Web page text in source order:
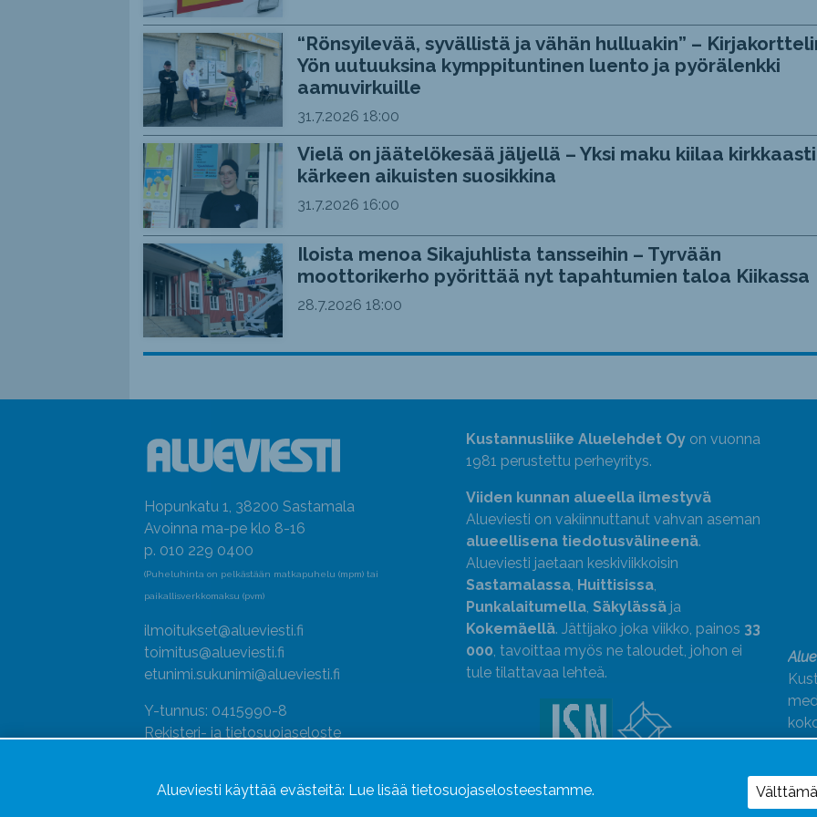
“Rönsyilevää, syvällistä ja vähän hulluakin” –
Yön uutuuksina kymppituntinen luento ja pyörälenkki
aamuvirkuille
31.7.2026 18:00
Vielä on jäätelökesää jäljellä – Yksi maku kiilaa kirkkaasti
kärkeen aikuisten suosikkina
31.7.2026 16:00
Iloista menoa Sikajuhlista tansseihin – Tyrvään
moottorikerho pyörittää nyt tapahtumien taloa Kiikassa
28.7.2026 18:00
Hopunkatu 1, 38200 Sastamala
Avoinna ma-pe klo 8-16
p. 010 229 0400
(Puheluhinta on pelkästään matkapuhelu (mpm) tai
paikallisverkkomaksu (pvm)
ilmoitukset@alueviesti.fi
toimitus@alueviesti.fi
etunimi.sukunimi@alueviesti.fi
Y-tunnus: 0415990-8
Rekisteri- ja tietosuojaseloste
Kustannusliike Aluelehdet Oyon vuonna
1981 perustettu perheyritys.
Viiden kunnan alueella ilmestyvä
Alueviesti on vakiinnuttanut vahvan aseman
alueellisena tiedotusvälineenä.
Alueviesti jaetaan keskiviikkoisin
Sastamalassa, Huittisissa,
Punkalaitumella, Säkylässäja
Kokemäellä. Jättijako joka viikko, painos 33
000 , tavoittaa myös ne taloudet, johon ei
tule tilattavaa lehteä.
Uutismedian Liiton jäsen. Noudatamme
Alueviesti käyttää evästeitä: Lue lisää tietosuojaselosteestamme.